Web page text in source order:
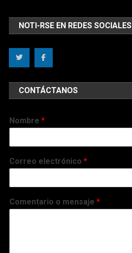
NOTI-RSE EN REDES SOCIALES
CONTÁCTANOS
Nombre*
Correo electrónico*
Comentario o mensaje*